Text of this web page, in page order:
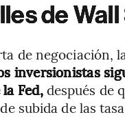
de
de negociación,
inversionistas
Fed,después de
subida de las